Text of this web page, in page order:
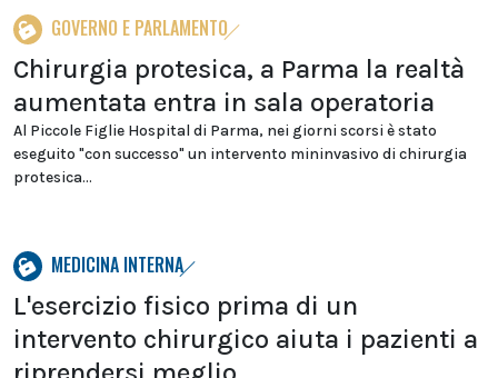
GOVERNO E PARLAMENTO
Chirurgia protesica, a Parma la realtà
aumentata entra in sala operatoria
Al Piccole Figlie Hospital di Parma, nei giorni scorsi è stato
eseguito "con successo" un intervento mininvasivo di chirurgia
protesica...
MEDICINA INTERNA
L'esercizio fisico prima di un
intervento chirurgico aiuta i pazienti a